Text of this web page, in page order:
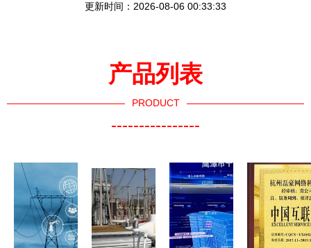
更新时间：2026-08-06 00:33:33
产品列表
PRODUCT
----------------